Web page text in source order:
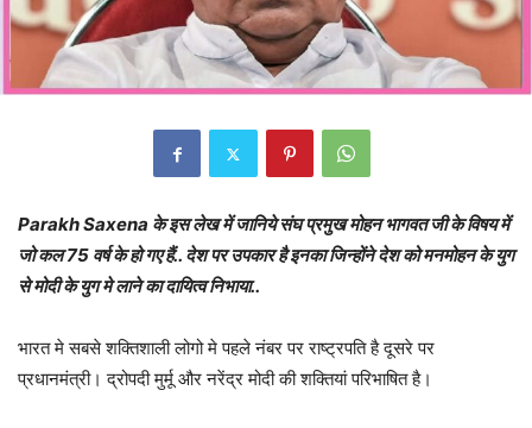
Parakh Saxena के इस लेख में जानिये संघ प्रमुख मोहन भागवत जी के विषय में
जो कल 75 वर्ष के हो गए हैं.. देश पर उपकार है इनका जिन्होंने देश को मनमोहन के युग
से मोदी के युग मे लाने का दायित्व निभाया..
भारत मे सबसे शक्तिशाली लोगो मे पहले नंबर पर राष्ट्रपति है दूसरे पर
प्रधानमंत्री। द्रोपदी मुर्मू और नरेंद्र मोदी की शक्तियां परिभाषित है।